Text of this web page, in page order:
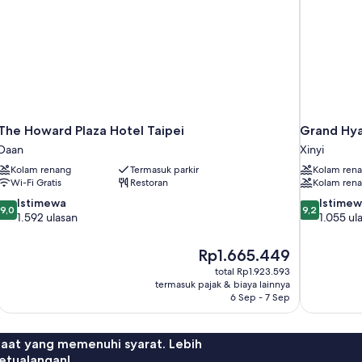
Howard Plaza Hotel Taipei
Kolam renang
Termasuk parkir
Wi-Fi Gratis
Restoran
9,0 Istimewa
1.592 ulasan
Harga
sekarang
Rp1.665.449
Rp1.665.449
total Rp1.923.593
termasuk pajak & biaya lainnya
6 Sep - 7 Sep
Grand
Xinyi
Kolam
Kolam
9.2
dari
9,2
1.055
yang memenuhi syarat. Lebih